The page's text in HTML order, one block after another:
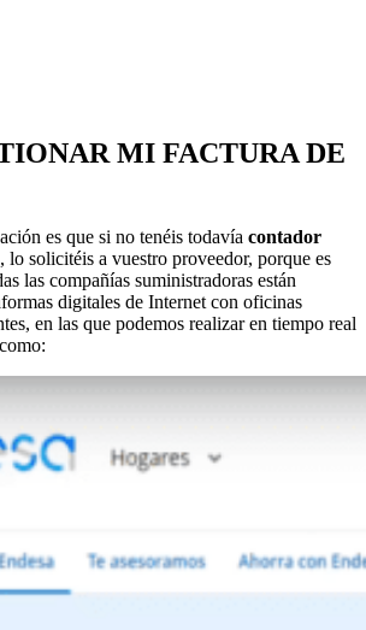
MI FACTURA DE
es que si no tenéis todavía contador
, lo solicitéis a vuestro proveedor, porque es
las compañías suministradoras están
digitales de Internet con oficinas
en las que podemos realizar en tiempo real